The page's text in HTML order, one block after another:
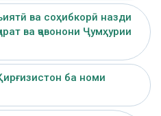
ва соҳибкорӣ назди
ва ҷавонони Ҷумҳурии
ба номи